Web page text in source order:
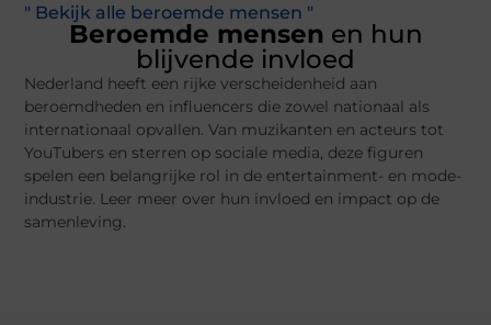
" Bekijk alle beroemde mensen "
Beroemde mensen en hun
blijvende invloed
Nederland heeft een rijke verscheidenheid aan
beroemdheden en influencers die zowel nationaal als
internationaal opvallen. Van muzikanten en acteurs tot
YouTubers en sterren op sociale media, deze figuren
spelen een belangrijke rol in de entertainment- en mode-
industrie. Leer meer over hun invloed en impact op de
samenleving.